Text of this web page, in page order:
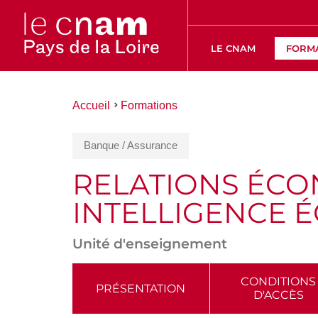
LE CNAM
Vous
Accueil Formations
Banque / Assurance
RELATIONS
INTELLIGENCE
Unité d'enseignement
ACCÉDER
PRÉSENTATION
CONDITIONS
D'ACCÈS